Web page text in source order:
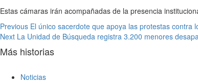
Estas cámaras irán acompañadas de la presencia
Previous El único sacerdote que apoya las protestas contra
Next La Unidad de Búsqueda registra 3.200 menores
Más historias
Noticias